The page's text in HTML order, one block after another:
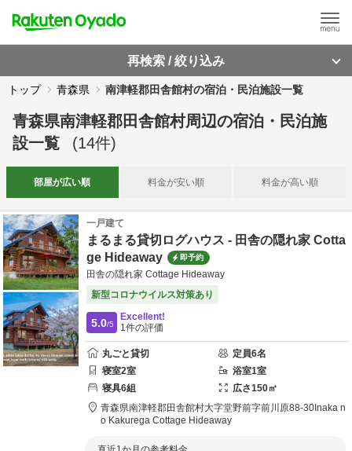
再検索 / 絞り込み
トップ 青森県 南津軽郡田舎館村の宿泊・民泊施設一覧
青森県南津軽郡田舎館村周辺の宿泊・民泊施
設一覧
(14件)
部屋が広い順 料金が安い順 料金が高い順
一戸建て
まるまる貸切ログハウス - 田舎の隠れ家 Cotta
ge Hideaway
即予約
田舎の隠れ家 Cottage Hideaway
新型コロナウイルス対策あり
5.0/5
Excellent!
1件の評価
丸ごと貸切 定員6名
寝室2室 浴室1室
寝具6組 広さ150㎡
青森県南津軽郡田舎館村大字堂野前字前川原88-30 Inaka n
o Kakurega Cottage Hideaway